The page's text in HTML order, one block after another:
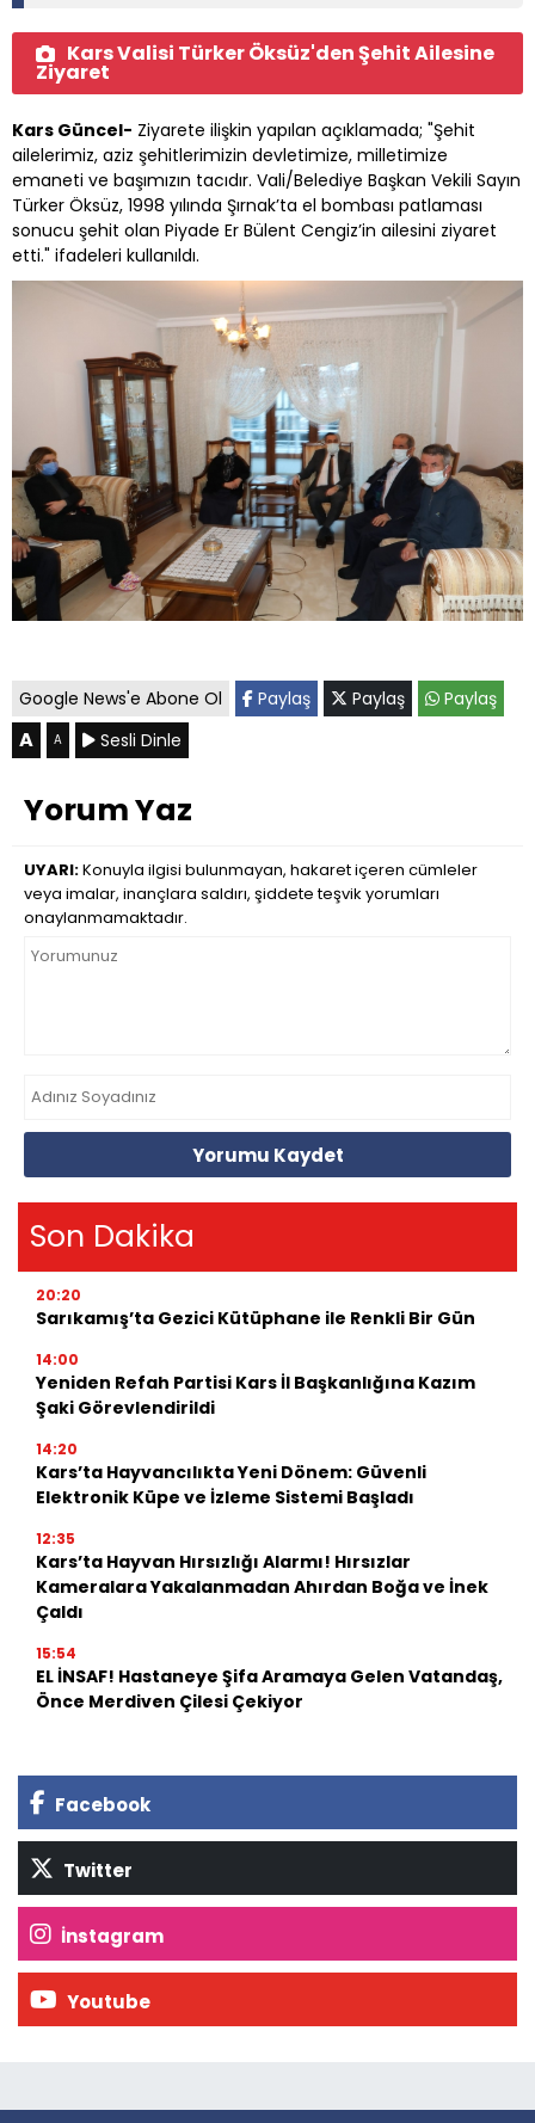
Kars Valisi Türker Öksüz'den Şehit Ailesine
Ziyaret
Kars Güncel- Ziyarete ilişkin yapılan açıklamada; "Şehit
ailelerimiz, aziz şehitlerimizin devletimize, milletimize
emaneti ve başımızın tacıdır. Vali/Belediye Başkan Vekili Sayın
Türker Öksüz, 1998 yılında Şırnak’ta el bombası patlaması
sonucu şehit olan Piyade Er Bülent Cengiz’in ailesini ziyaret
etti." ifadeleri kullanıldı.
Google News'e Abone Ol Paylaş Paylaş Paylaş
A A Sesli Dinle
Yorum Yaz
UYARI:Konuyla ilgisi bulunmayan, hakaret içeren cümleler
veya imalar, inançlara saldırı, şiddete teşvik yorumları
onaylanmamaktadır.
Yorumu Kaydet
Son Dakika
20:20
Sarıkamış’ta Gezici Kütüphane ile Renkli Bir Gün
14:00
Yeniden Refah Partisi Kars İl Başkanlığına Kazım
Şaki Görevlendirildi
14:20
Kars’ta Hayvancılıkta Yeni Dönem: Güvenli
Elektronik Küpe ve İzleme Sistemi Başladı
12:35
Kars’ta Hayvan Hırsızlığı Alarmı! Hırsızlar
Kameralara Yakalanmadan Ahırdan Boğa ve İnek
Çaldı
15:54
EL İNSAF! Hastaneye Şifa Aramaya Gelen Vatandaş,
Önce Merdiven Çilesi Çekiyor
Facebook
Twitter
İnstagram
Youtube